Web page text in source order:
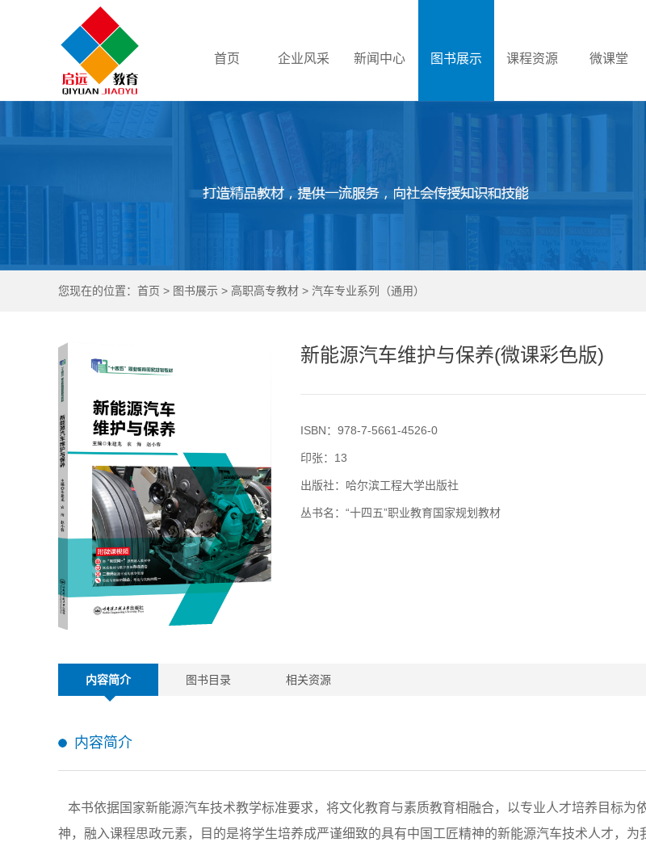
首页 企业风采 新闻中心 图书展示 课程资源 微课堂
您现在的位置： 首页 > 图书展示 > 高职高专教材 > 汽车专业系列（通用）
新能源汽车维护与保养(微课彩色版)
ISBN：978-7-5661-4526-0
印张：13
出版社：哈尔滨工程大学出版社
丛书名：“十四五”职业教育国家规划教材
内容简介 图书目录 相关资源
内容简介
本书依据国家新能源汽车技术教学标准要求，将文化教育与素质教育相融合，以专业人才培养目标
神，融入课程思政元素，目的是将学生培养成严谨细致的具有中国工匠精神的新能源汽车技术人才，